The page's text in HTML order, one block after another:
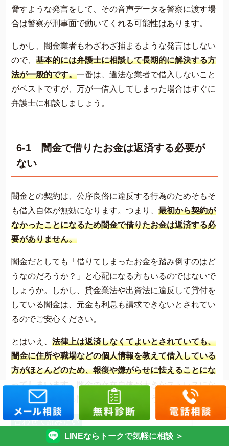
脅すような発言をして、その音声データを警察に渡す場
合は警察が刑事面で動いてくれる可能性はあります。
しかし、闇金業者もわざわざ捕まるような発言はしない
ので、 基本的には弁護士に相談して長期的に解決する方
法が一般的です。一番は、違法な業者で借入しないこと
がベストですが、万が一借入してしまった場合はすぐに
弁護士に相談しましょう。
6-1 闇金で借りたお金は返済する必要が
ない
闇金との契約は、公序良俗に違反する行為のためそもそ
も借入自体が無効になります。つまり、 最初から契約が
なかったことになるため闇金で借りたお金は返済する必
要がありません。
闇金だとしても「借りてしまったお金を踏み倒すのはど
うなのだろうか？」と心配になる方もいるのではないで
しょうか。しかし、貸金業法や出資法に違反して貸付を
している闇金は、元金も利息も請求できないとされてい
るのでご安心ください。
とはいえ、 法律上は返済しなくてよいとされていても、
闇金に住所や職場などの個人情報を教えて借入している
方がほとんどのため、報復や嫌がらせに怯えることにな
ってしまいます。 闇金の存在自体が大きなストレスにな
るため、最初から闇金で借入しないようにしましょう。
合わせて読みたい
LINEならトークで気軽に相談 ＞